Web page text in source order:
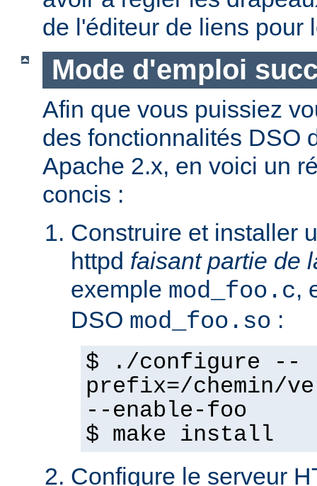
de l'éditeur de liens pour
Mode d'emploi
Afin que vous puissiez
des fonctionnalités DSO
Apache 2.x, en voici un
concis :
Construire et installer
httpd faisant partie de
exemple mod_foo.c,
DSO mod_foo.so :
$ ./configure --
prefix=/chemin/
--enable-foo
$ make install
Configure le serveur